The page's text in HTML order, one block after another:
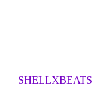
SHELLXBEATS